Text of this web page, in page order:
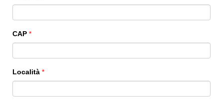
CAP *
Località *